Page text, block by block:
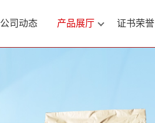
公司动态 产品展厅 证书荣誉